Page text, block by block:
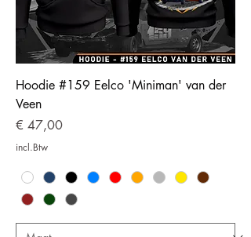
Hoodie #159 Eelco 'Miniman' van der
Veen
Prijs
€ 47,00
incl.Btw